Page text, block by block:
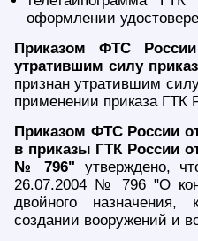
оформлении
Приказом ФТС
утратившим силу
признан утратившим
применении приказа ГТК
Приказом ФТС России
в приказы ГТК России
№ 796" утверждено,
26.07.2004 № 796 "О
двойного
создании вооружений и